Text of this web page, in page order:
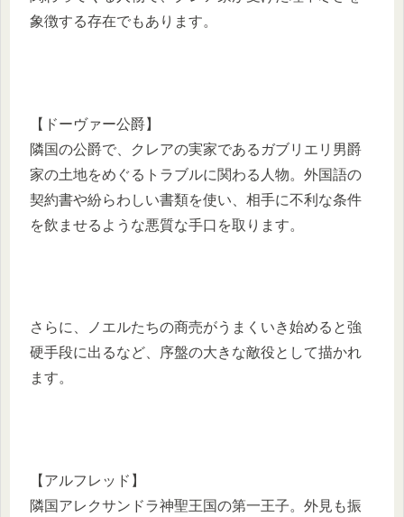
象徴する存在でもあります。
【ドーヴァー公爵】
隣国の公爵で、クレアの実家であるガブリエリ男爵
家の土地をめぐるトラブルに関わる人物。外国語の
契約書や紛らわしい書類を使い、相手に不利な条件
を飲ませるような悪質な手口を取ります。
さらに、ノエルたちの商売がうまくいき始めると強
硬手段に出るなど、序盤の大きな敵役として描かれ
ます。
【アルフレッド】
隣国アレクサンドラ神聖王国の第一王子。外見も振